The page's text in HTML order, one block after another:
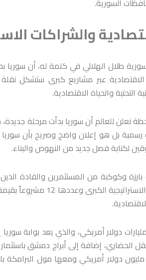
والشراكات
طلال الهلالي في كلمة له، أن سوريا
الاقتصادية عبر مشاريع كبرى ستشكل
التحتية والحياة الاقتصادية.
نعلن للعالم أن سوريا بدأت مرحلة جديدة،
بل هو إعلان واضح وصريح بأن سوريا
لكتابة فصل جديد من النهوض والبناء.
وكوكبة من المستثمرين والقادة
وأوضح الهلالي أن أبرز هذه المشاريع هي مطار دمشق الدولي باستثمار يبلغ 4 مليارات دولار أمريكي،
الحضاري، إضافة إلى أبراج دمشق باستثمار